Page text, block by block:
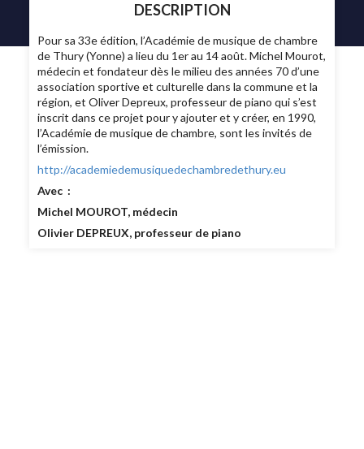
DESCRIPTION
Pour sa 33e édition, l’Académie de musique de chambre
de Thury (Yonne) a lieu du 1er au 14 août. Michel Mourot,
médecin et fondateur dès le milieu des années 70 d’une
association sportive et culturelle dans la commune et la
région, et Oliver Depreux, professeur de piano qui s’est
inscrit dans ce projet pour y ajouter et y créer, en 1990,
l’Académie de musique de chambre, sont les invités de
l’émission.
http://academiedemusiquedechambredethury.eu
Avec :
Michel MOUROT, médecin
Olivier DEPREUX, professeur de piano